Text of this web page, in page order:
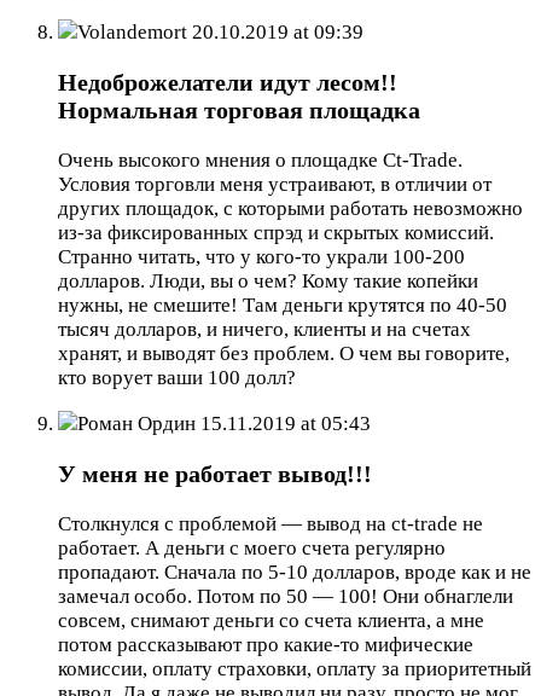
Volandemort 20.10.2019 at 09:39
Недоброжелатели идут лесом!!
Нормальная торговая площадка
Очень высокого мнения о площадке Ct-Trade.
Условия торговли меня устраивают, в отличии от
других площадок, с которыми работать невозможно
из-за фиксированных спрэд и скрытых комиссий.
Странно читать, что у кого-то украли 100-200
долларов. Люди, вы о чем? Кому такие копейки
нужны, не смешите! Там деньги крутятся по 40-50
тысяч долларов, и ничего, клиенты и на счетах
хранят, и выводят без проблем. О чем вы говорите,
кто ворует ваши 100 долл?
Роман Ордин 15.11.2019 at 05:43
У меня не работает вывод!!!
Столкнулся с проблемой — вывод на ct-trade не
работает. А деньги с моего счета регулярно
пропадают. Сначала по 5-10 долларов, вроде как и не
замечал особо. Потом по 50 — 100! Они обнаглели
совсем, снимают деньги со счета клиента, а мне
потом рассказывают про какие-то мифические
комиссии, оплату страховки, оплату за приоритетный